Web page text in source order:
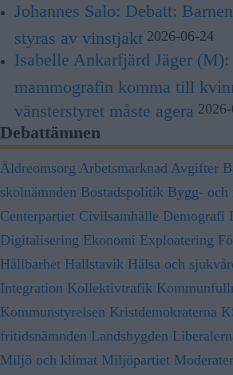
Johannes Salo: Debatt:
styras av vinstjakt 2026-06-24
Isabelle Ankarfjärd Jäger (M):
mammografin komma till
vänsterstyret måste agera
Debattämnen
Äldreomsorg Arbetsmarknad Avgifter
skolnämnden Bostadspolitik Bygg- och
Centerpartiet Civilsamhälle Demografi
Digitalisering Ekonomi Exploatering
Hållbarhet Hallstavik Hälsa och
Integration Kollektivtrafik
Kommunstyrelsen Kristdemokraterna
fritidsnämnden Landsbygden
Miljö och klimat Miljöpartiet